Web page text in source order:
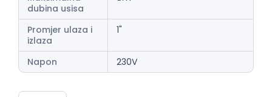
dubina usisa
Promjer ulaza i
izlaza
1"
Napon 230V